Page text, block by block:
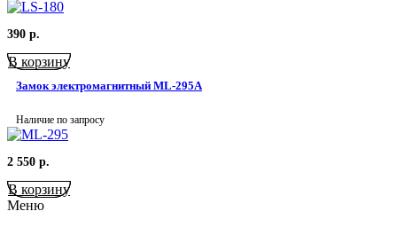
390 р.
В корзину
Замок электромагнитный ML-295A
Наличие по запросу
2 550 р.
В корзину
Меню